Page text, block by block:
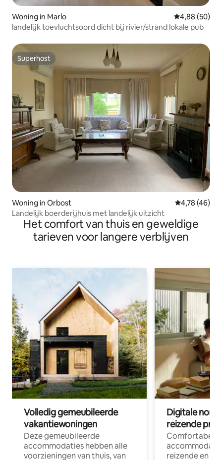
Woning in Marlo Gemiddelde
4,88 (50)
landelijk toevluchtsoord dicht bij rivier/strand lokale pub
Superhost
Superhost
Woning in Orbost Gemiddelde
4,78 (46)
Landelijk boerderijhuis met landelijk uitzicht
Het comfort van thuis en geweldige
tarieven voor langere verblijven
Volledig gemeubileerde
vakantiewoningen
Deze gemeubileerde
accommodaties hebben alle
voorzieningen van thuis, van
Digitale
reizende
Comfortabele
reizende en